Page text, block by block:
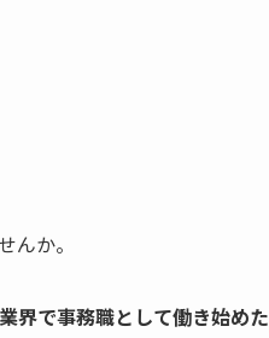
んか。
界で事務職として働き始めた